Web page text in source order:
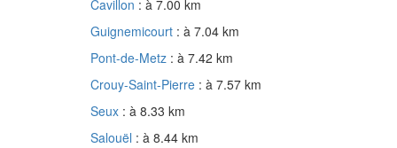
Cavillon : à 7.00 km
Guignemicourt : à 7.04 km
Pont-de-Metz : à 7.42 km
Crouy-Saint-Pierre : à 7.57 km
Seux : à 8.33 km
Salouël : à 8.44 km